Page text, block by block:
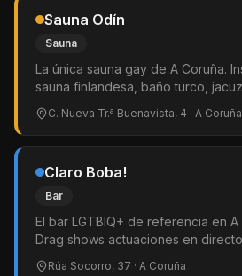
Sauna Odín
Sauna
La única sauna gay de A Coruña.
sauna finlandesa, baño turco, jacuzzi, sala de cine,
cuarto oscuro y bar. Ambiente acogedor y precios
accesibles. La referencia
C. Nueva Tr.ª Buenavista, 4 · A Coruña
Claro Boba!
Bar
El bar LGTBIQ+ de referencia en
Drag shows actuaciones en
música de todos los estilos.
Rúa Socorro, 37 · A Coruña